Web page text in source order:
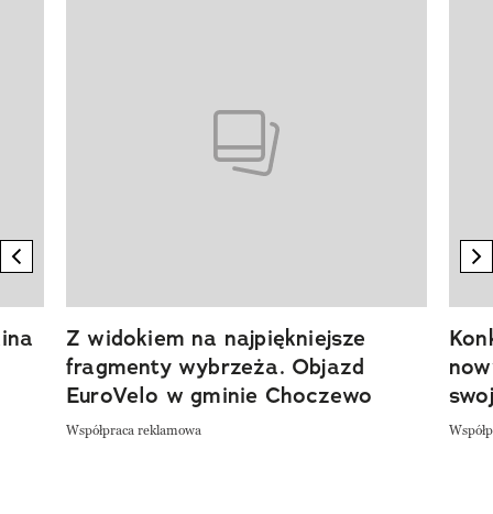
previous element
Z widokiem na najpiękniejsze
fragmenty wybrzeża. Objazd
EuroVelo w gminie Choczewo
Współpraca reklamowa